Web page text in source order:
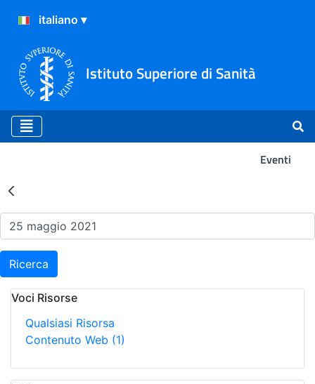
Istituto Superiore di Sanità
Eventi
Risultati della Ricerca -
Ricerca
Voci Risorse
Qualsiasi Risorsa
Contenuto Web (1)